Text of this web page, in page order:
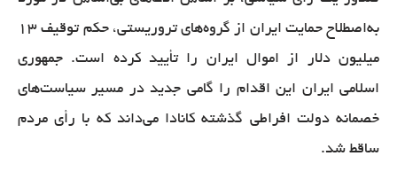
به‌اصطلاح حمایت ایران از گروه‌های تروریستی، حکم توقیف 13
میلیون دلار از اموال ایران را تأیید کرده است. جمهوری
اسلامی ایران این اقدام را گامی جدید در مسیر سیاست‌های
خصمانه دولت افراطی گذشته کانادا می‌داند که با رأی مردم
ساقط شد.